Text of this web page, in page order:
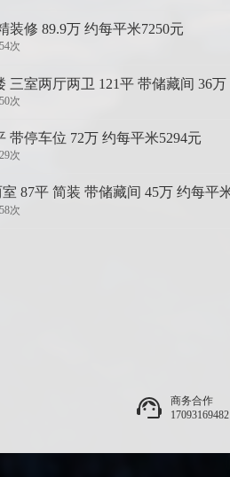
装修 89.9万 约每平米7250元
次
三室两厅两卫 121平 带储藏间 36
次
带停车位 72万 约每平米5294元
次
87平 简装 带储藏间 45万 约每平
次
商务合作
17093169482